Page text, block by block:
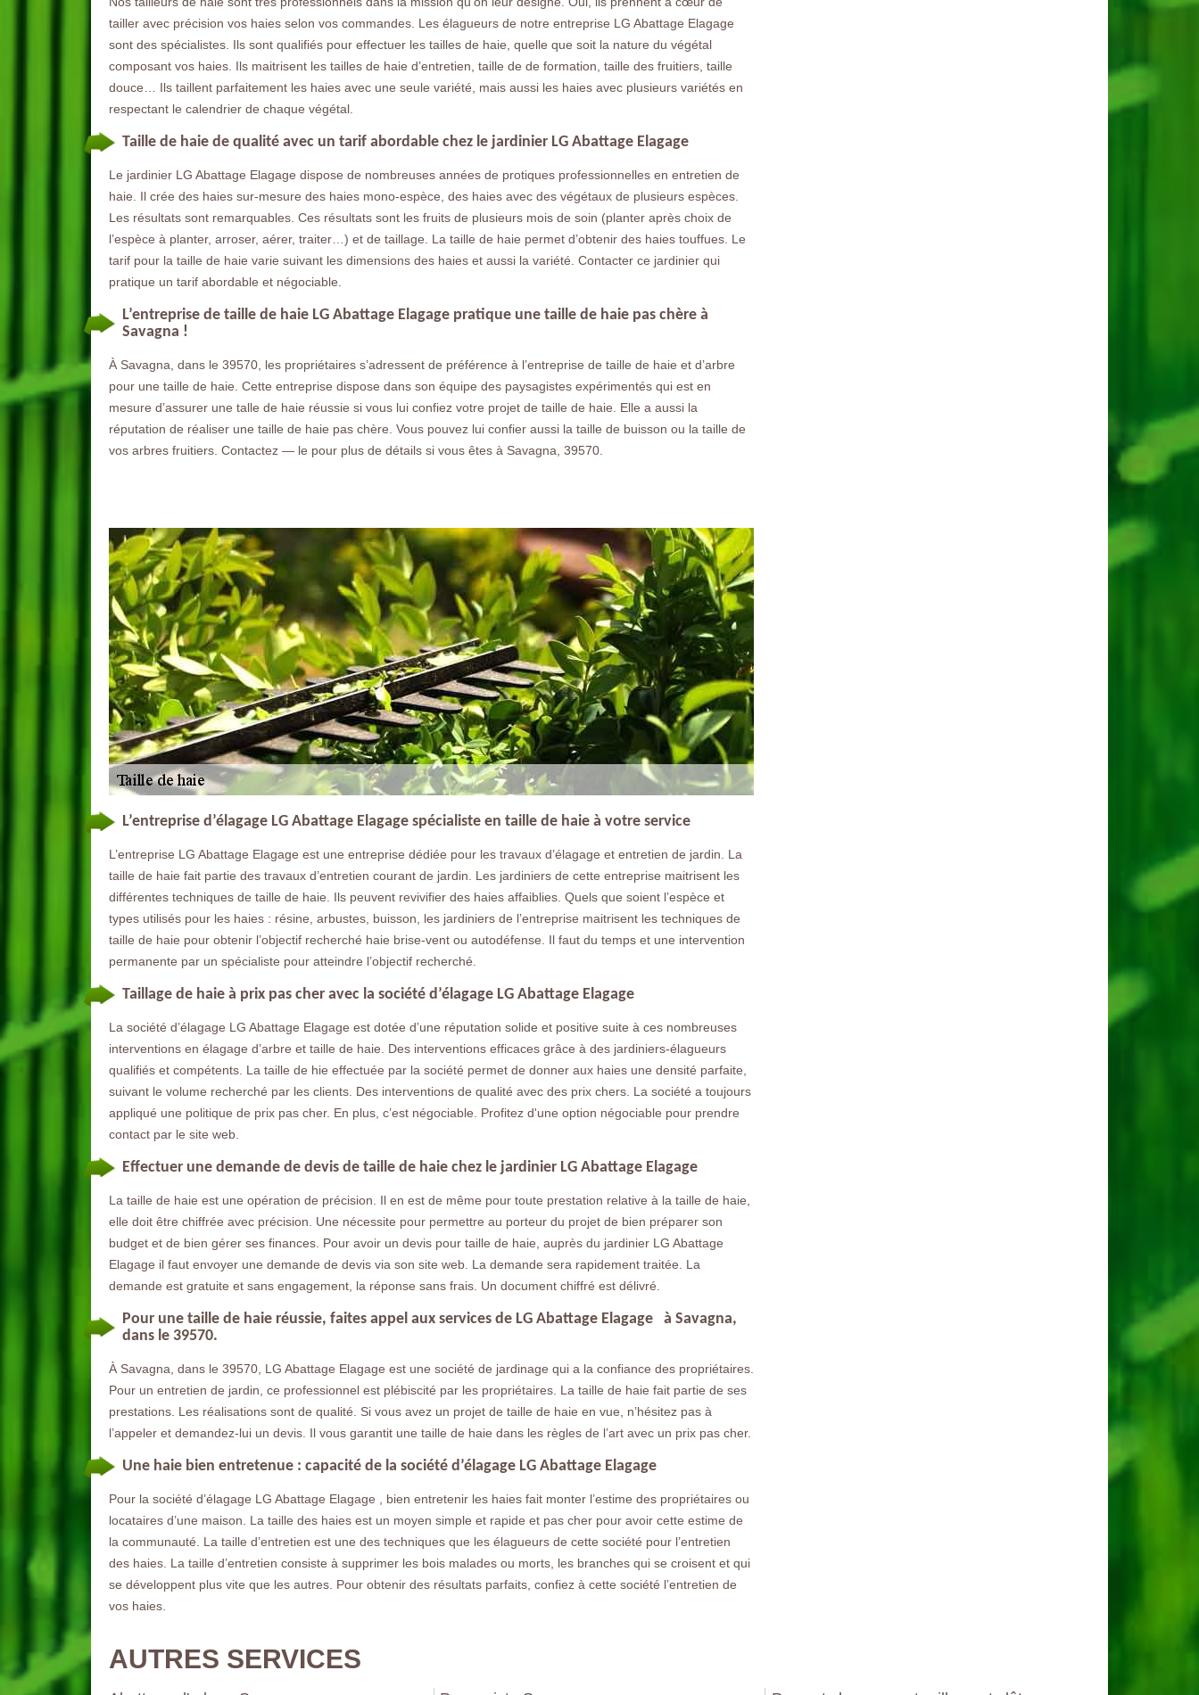
tailler avec précision vos haies selon vos commandes. Les élagueurs de notre entreprise LG Abattage Elagage
sont des spécialistes. Ils sont qualifiés pour effectuer les tailles de haie, quelle que soit la nature du végétal
composant vos haies. Ils maitrisent les tailles de haie d’entretien, taille de de formation, taille des fruitiers, taille
douce… Ils taillent parfaitement les haies avec une seule variété, mais aussi les haies avec plusieurs variétés en
respectant le calendrier de chaque végétal.
Taille de haie de qualité avec un tarif abordable chez le jardinier LG Abattage Elagage
Le jardinier LG Abattage Elagage dispose de nombreuses années de protiques professionnelles en entretien de
haie. Il crée des haies sur-mesure des haies mono-espèce, des haies avec des végétaux de plusieurs espèces.
Les résultats sont remarquables. Ces résultats sont les fruits de plusieurs mois de soin (planter après choix de
l’espèce à planter, arroser, aérer, traiter…) et de taillage. La taille de haie permet d’obtenir des haies touffues. Le
tarif pour la taille de haie varie suivant les dimensions des haies et aussi la variété. Contacter ce jardinier qui
pratique un tarif abordable et négociable.
L’entreprise de taille de haie LG Abattage Elagage pratique une taille de haie pas chère à
Savagna !
À Savagna, dans le 39570, les propriétaires s’adressent de préférence à l’entreprise de taille de haie et d’arbre
pour une taille de haie. Cette entreprise dispose dans son équipe des paysagistes expérimentés qui est en
mesure d’assurer une talle de haie réussie si vous lui confiez votre projet de taille de haie. Elle a aussi la
réputation de réaliser une taille de haie pas chère. Vous pouvez lui confier aussi la taille de buisson ou la taille de
vos arbres fruitiers. Contactez — le pour plus de détails si vous êtes à Savagna, 39570.
L’entreprise d’élagage LG Abattage Elagage spécialiste en taille de haie à votre service
L’entreprise LG Abattage Elagage est une entreprise dédiée pour les travaux d’élagage et entretien de jardin. La
taille de haie fait partie des travaux d’entretien courant de jardin. Les jardiniers de cette entreprise maitrisent les
différentes techniques de taille de haie. Ils peuvent revivifier des haies affaiblies. Quels que soient l’espèce et
types utilisés pour les haies : résine, arbustes, buisson, les jardiniers de l’entreprise maitrisent les techniques de
taille de haie pour obtenir l’objectif recherché haie brise-vent ou autodéfense. Il faut du temps et une intervention
permanente par un spécialiste pour atteindre l’objectif recherché.
Taillage de haie à prix pas cher avec la société d’élagage LG Abattage Elagage
La société d’élagage LG Abattage Elagage est dotée d’une réputation solide et positive suite à ces nombreuses
interventions en élagage d’arbre et taille de haie. Des interventions efficaces grâce à des jardiniers-élagueurs
qualifiés et compétents. La taille de hie effectuée par la société permet de donner aux haies une densité parfaite,
suivant le volume recherché par les clients. Des interventions de qualité avec des prix chers. La société a toujours
appliqué une politique de prix pas cher. En plus, c’est négociable. Profitez d'une option négociable pour prendre
contact par le site web.
Effectuer une demande de devis de taille de haie chez le jardinier LG Abattage Elagage
La taille de haie est une opération de précision. Il en est de même pour toute prestation relative à la taille de haie,
elle doit être chiffrée avec précision. Une nécessite pour permettre au porteur du projet de bien préparer son
budget et de bien gérer ses finances. Pour avoir un devis pour taille de haie, auprès du jardinier LG Abattage
Elagage il faut envoyer une demande de devis via son site web. La demande sera rapidement traitée. La
demande est gratuite et sans engagement, la réponse sans frais. Un document chiffré est délivré.
Pour une taille de haie réussie, faites appel aux services de LG Abattage Elagage à Savagna,
dans le 39570.
À Savagna, dans le 39570, LG Abattage Elagage est une société de jardinage qui a la confiance des propriétaires.
Pour un entretien de jardin, ce professionnel est plébiscité par les propriétaires. La taille de haie fait partie de ses
prestations. Les réalisations sont de qualité. Si vous avez un projet de taille de haie en vue, n’hésitez pas à
l’appeler et demandez-lui un devis. Il vous garantit une taille de haie dans les règles de l’art avec un prix pas cher.
Une haie bien entretenue : capacité de la société d’élagage LG Abattage Elagage
Pour la société d’élagage LG Abattage Elagage , bien entretenir les haies fait monter l’estime des propriétaires ou
locataires d’une maison. La taille des haies est un moyen simple et rapide et pas cher pour avoir cette estime de
la communauté. La taille d’entretien est une des techniques que les élagueurs de cette société pour l’entretien
des haies. La taille d’entretien consiste à supprimer les bois malades ou morts, les branches qui se croisent et qui
se développent plus vite que les autres. Pour obtenir des résultats parfaits, confiez à cette société l’entretien de
vos haies.
AUTRES SERVICES